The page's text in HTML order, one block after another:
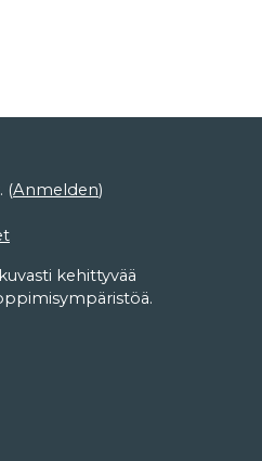
(Anmelden)
kehittyvää